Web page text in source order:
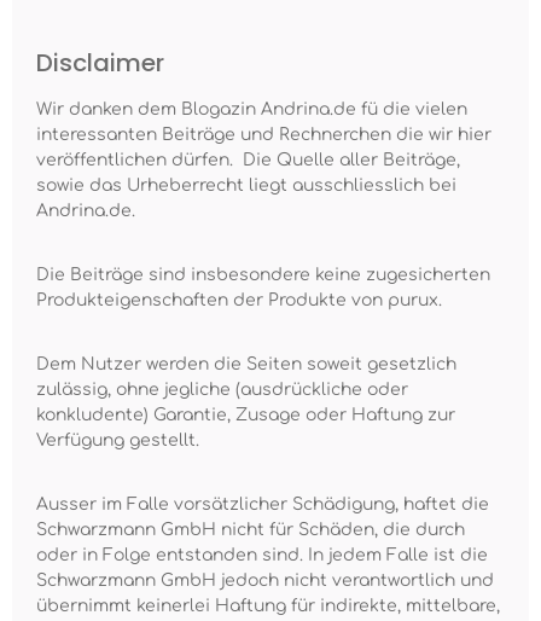
Disclaimer
Wir danken dem Blogazin Andrina.de fü die vielen
interessanten Beiträge und Rechnerchen die wir hier
veröffentlichen dürfen. Die Quelle aller Beiträge,
sowie das Urheberrecht liegt ausschliesslich bei
Andrina.de.
Die Beiträge sind insbesondere keine zugesicherten
Produkteigenschaften der Produkte von purux.
Dem Nutzer werden die Seiten soweit gesetzlich
zulässig, ohne jegliche (ausdrückliche oder
konkludente) Garantie, Zusage oder Haftung zur
Verfügung gestellt.
Ausser im Falle vorsätzlicher Schädigung, haftet die
Schwarzmann GmbH nicht für Schäden, die durch
oder in Folge entstanden sind. In jedem Falle ist die
Schwarzmann GmbH jedoch nicht verantwortlich und
übernimmt keinerlei Haftung für indirekte, mittelbare,